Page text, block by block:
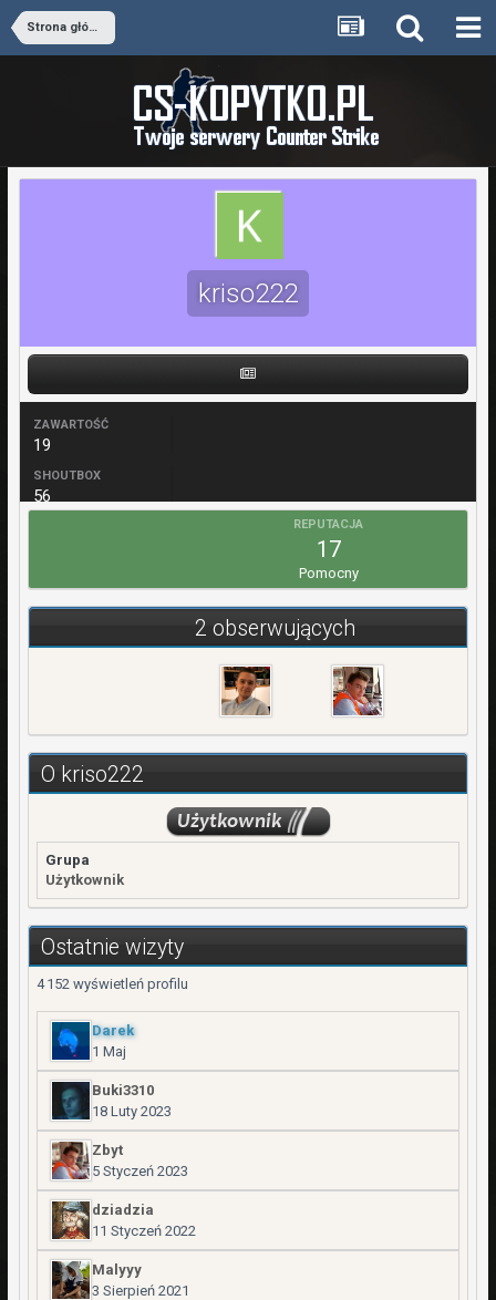
Strona główna
kriso222
ZAWARTOŚĆ
19
SHOUTBOX
56
12 Lipiec
REPUTACJA
17
Pomocny
2 obserwujących
O kriso222
Grupa
Użytkownik
Ostatnie wizyty
4 152 wyświetleń profilu
Darek
1 Maj
Buki3310
18 Luty 2023
Zbyt
5 Styczeń 2023
dziadzia
11 Styczeń 2022
Malyyy
3 Sierpień 2021